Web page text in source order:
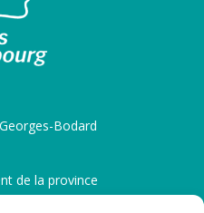
Bodard
de la province
Arlon